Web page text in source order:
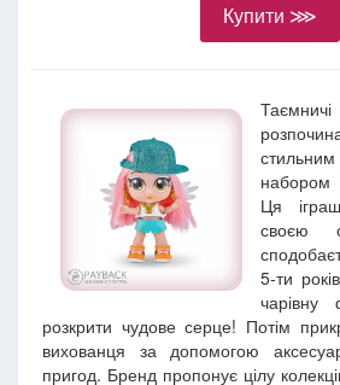
Купити ⋙
Ця
своєю
5-ти
розкрити чудове серце! Потім
вихованця за допомогою
пригод. Бренд пропонує цілу